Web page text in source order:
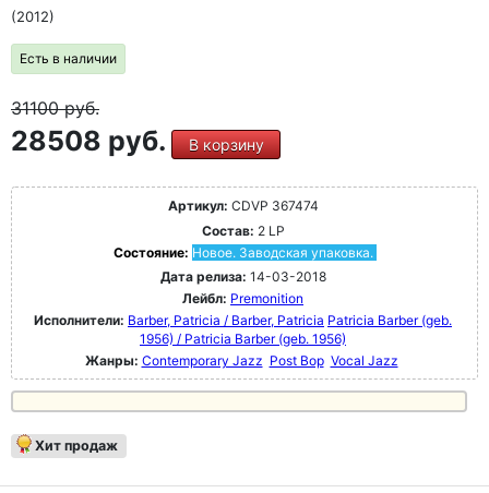
(2012)
Есть в наличии
31100руб.
28508 руб. В корзину
Артикул: CDVP 367474
Состав: 2 LP
Состояние: Новое. Заводская упаковка.
Дата релиза: 14-03-2018
Лейбл: Premonition
Исполнители: Barber, Patricia / Barber, Patricia Patricia Barber (geb.
1956) / Patricia Barber (geb. 1956)
Жанры: Contemporary Jazz Post Bop Vocal Jazz
Хит продаж